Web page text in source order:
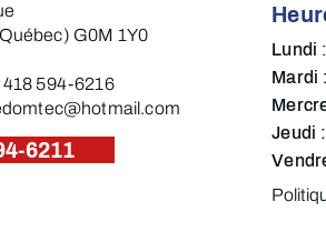
G0M 1Y0
418 594-6216​
6211
Lundi :
Mardi :
Jeudi :